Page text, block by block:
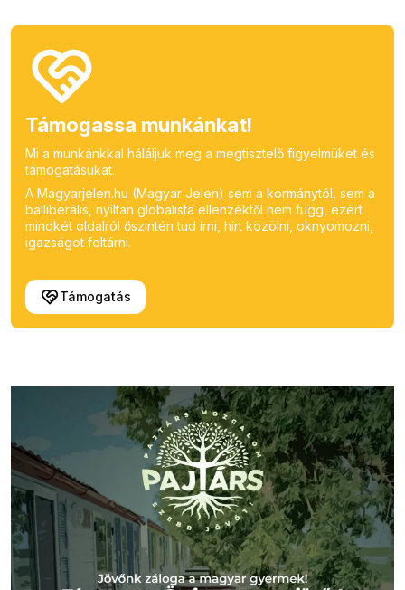
Támogassa munkánkat!
Mi a munkánkkal háláljuk meg a megtisztelő figyelmüket és
támogatásukat.
A Magyarjelen.hu (Magyar Jelen) sem a kormánytól, sem a
balliberális, nyíltan globalista ellenzéktől nem függ, ezért
mindkét oldalról őszintén tud írni, hírt közölni, oknyomozni,
igazságot feltárni.
Támogatás